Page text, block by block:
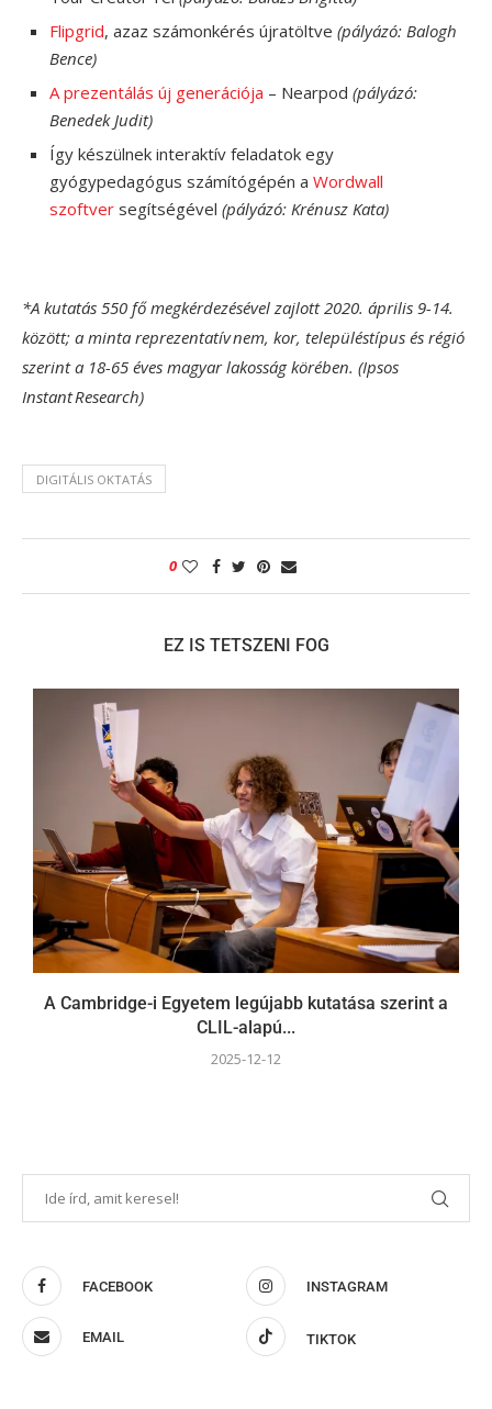
Flipgrid, azaz számonkérés újratöltve (pályázó: Balogh
Bence)
A prezentálás új generációja – Nearpod (pályázó:
Benedek Judit)
Így készülnek interaktív feladatok egy
gyógypedagógus számítógépén a Wordwall
szoftver segítségével (pályázó: Krénusz Kata)
*A kutatás 550 fő megkérdezésével zajlott 2020. április 9-14.
között; a minta reprezentatív nem, kor, településtípus és régió
szerint a 18-65 éves magyar lakosság körében. (Ipsos
Instant Research)
DIGITÁLIS OKTATÁS
0
EZ IS TETSZENI FOG
A Cambridge-i Egyetem legújabb kutatása szerint a
CLIL-alapú...
2025-12-12
FACEBOOK INSTAGRAM
EMAIL TIKTOK